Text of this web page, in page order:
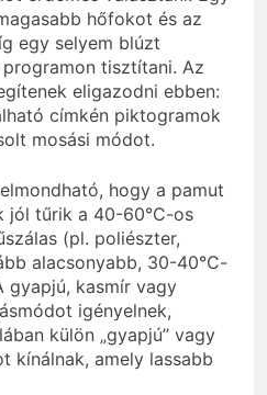
hőfokot és az
egy selyem blúzt
tisztítani. Az
eligazodni ebben:
címkén piktogramok
mosási módot.
hogy a pamut
jól tűrik a 40-60°C-os
(pl. poliészter,
alacsonyabb, 30-40°C-
gyapjú, kasmír vagy
igényelnek,
külön „gyapjú” vagy
kínálnak, amely lassabb